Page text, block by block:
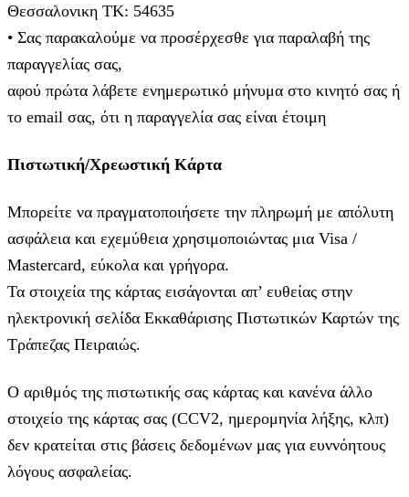
Θεσσαλονικη ΤΚ: 54635
• Σας παρακαλούμε να προσέρχεσθε για παραλαβή της
παραγγελίας σας,
αφού πρώτα λάβετε ενημερωτικό μήνυμα στο κινητό σας ή
το email σας, ότι η παραγγελία σας είναι έτοιμη
Πιστωτική/Χρεωστική Κάρτα
Μπορείτε να πραγματοποιήσετε την πληρωμή με απόλυτη
ασφάλεια και εχεμύθεια χρησιμοποιώντας μια Visa /
Mastercard, εύκολα και γρήγορα.
Τα στοιχεία της κάρτας εισάγoνται απ’ ευθείας στην
ηλεκτρονική σελίδα Εκκαθάρισης Πιστωτικών Καρτών της
Τράπεζας Πειραιώς.
Ο αριθμός της πιστωτικής σας κάρτας και κανένα άλλο
στοιχείο της κάρτας σας (CCV2, ημερομηνία λήξης, κλπ)
δεν κρατείται στις βάσεις δεδομένων μας για ευννόητους
λόγους ασφαλείας.